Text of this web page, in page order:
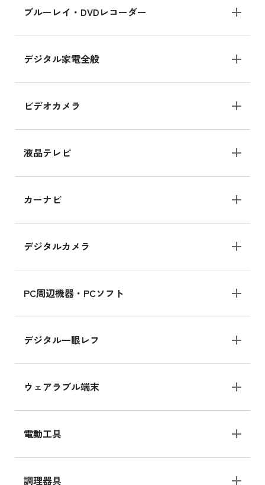
ブルーレイ・DVDレコーダー
デジタル家電全般
ビデオカメラ
液晶テレビ
カーナビ
デジタルカメラ
PC周辺機器・PCソフト
デジタル一眼レフ
ウェアラブル端末
電動工具
調理器具
iPhone 16 の新品買取価格
iPad Air 11インチ シリーズ
iPad Air 11インチ の新品買取価格
iPhone 15 128GB シリーズ
iPhone 15 128GB の新品買取価格
MK2K3J/Aの新品買取価格はこちら